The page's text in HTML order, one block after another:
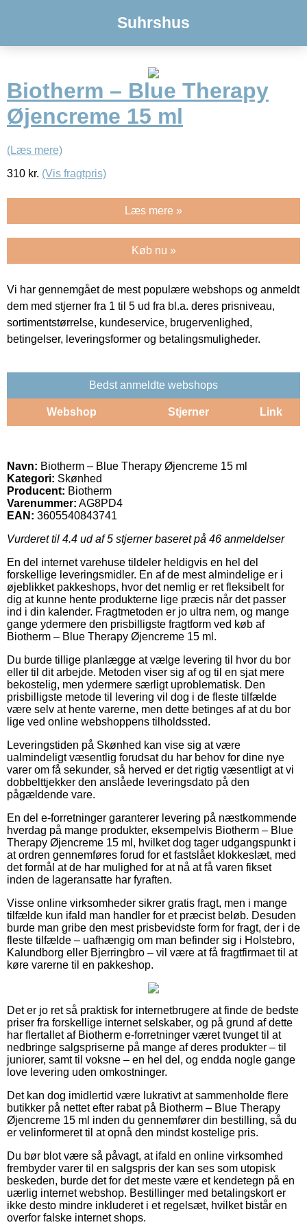
Suhrshus
Biotherm – Blue Therapy
Øjencreme 15 ml
(Læs mere)
310 kr. (Vis fragtpris)
Læs mere »
Køb nu »
Vi har gennemgået de mest populære webshops og anmeldt
dem med stjerner fra 1 til 5 ud fra bl.a. deres prisniveau,
sortimentstørrelse, kundeservice, brugervenlighed,
betingelser, leveringsformer og betalingsmuligheder.
Bedst anmeldte webshops
Webshop Stjerner Link
Navn: Biotherm – Blue Therapy Øjencreme 15 ml
Kategori: Skønhed
Producent: Biotherm
Varenummer: AG8PD4
EAN: 3605540843741
Vurderet til 4.4 ud af 5 stjerner baseret på 46 anmeldelser
En del internet varehuse tildeler heldigvis en hel del
forskellige leveringsmidler. En af de mest almindelige er i
øjeblikket pakkeshops, hvor det nemlig er ret fleksibelt for
dig at kunne hente produkterne lige præcis når det passer
ind i din kalender. Fragtmetoden er jo ultra nem, og mange
gange ydermere den prisbilligste fragtform ved køb af
Biotherm – Blue Therapy Øjencreme 15 ml.
Du burde tillige planlægge at vælge levering til hvor du bor
eller til dit arbejde. Metoden viser sig af og til en sjat mere
bekostelig, men ydermere særligt uproblematisk. Den
prisbilligste metode til levering vil dog i de fleste tilfælde
være selv at hente varerne, men dette betinges af at du bor
lige ved online webshoppens tilholdssted.
Leveringstiden på Skønhed kan vise sig at være
ualmindeligt væsentlig forudsat du har behov for dine nye
varer om få sekunder, så herved er det rigtig væsentligt at vi
dobbelttjekker den anslåede leveringsdato på den
pågældende vare.
En del e-forretninger garanterer levering på næstkommende
hverdag på mange produkter, eksempelvis Biotherm – Blue
Therapy Øjencreme 15 ml, hvilket dog tager udgangspunkt i
at ordren gennemføres forud for et fastslået klokkeslæt, med
det formål at de har mulighed for at nå at få varen fikset
inden de lageransatte har fyraften.
Visse online virksomheder sikrer gratis fragt, men i mange
tilfælde kun ifald man handler for et præcist beløb. Desuden
burde man gribe den mest prisbevidste form for fragt, der i de
fleste tilfælde – uafhængig om man befinder sig i Holstebro,
Kalundborg eller Bjerringbro – vil være at få fragtfirmaet til at
køre varerne til en pakkeshop.
Det er jo ret så praktisk for internetbrugere at finde de bedste
priser fra forskellige internet selskaber, og på grund af dette
har flertallet af Biotherm e-forretninger været tvunget til at
nedbringe salgspriserne på mange af deres produkter – til
juniorer, samt til voksne – en hel del, og endda nogle gange
love levering uden omkostninger.
Det kan dog imidlertid være lukrativt at sammenholde flere
butikker på nettet efter rabat på Biotherm – Blue Therapy
Øjencreme 15 ml inden du gennemfører din bestilling, så du
er velinformeret til at opnå den mindst kostelige pris.
Du bør blot være så påvagt, at ifald en online virksomhed
frembyder varer til en salgspris der kan ses som utopisk
beskeden, burde det for det meste være et kendetegn på en
uærlig internet webshop. Bestillinger med betalingskort er
ikke desto mindre inkluderet i et regelsæt, hvilket bistår en
overfor falske internet shops.